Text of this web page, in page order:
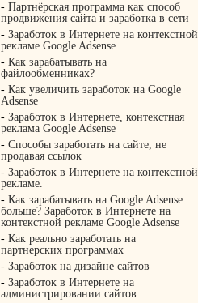
- Партнёрская программа как способ
продвижения сайта и заработка в сети
- Заработок в Интернете на контекстной
рекламе Google Adsense
- Как зарабатывать на
файлообменниках?
- Как увеличить заработок на Google
Adsense
- Заработок в Интернете, контекстная
реклама Google Adsense
- Способы заработать на сайте, не
продавая ссылок
- Заработок в Интернете на контекстной
рекламе.
- Как зарабатывать на Google Adsense
больше? Заработок в Интернете на
контекстной рекламе Google Adsense
- Как реально заработать на
партнерских программах
- Заработок на дизайне сайтов
- Заработок в Интернете на
администрировании сайтов